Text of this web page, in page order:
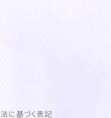
に基づく表記